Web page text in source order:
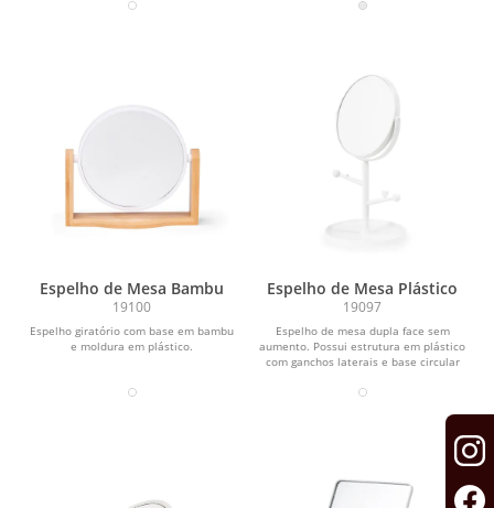
Espelho de Mesa Bambu
19100
Espelho giratório com base em bambu
e moldura em plástico.
Espelho de Mesa Plástico
19097
Espelho de mesa dupla face sem
aumento. Possui estrutura em plástico
com ganchos laterais e base circular